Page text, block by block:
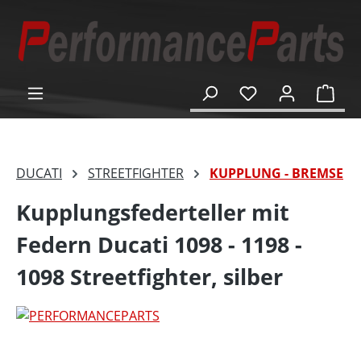
springen
DUCATI STREETFIGHTER KUPPLUNG - BREMSE
Kupplungsfederteller mit
Federn Ducati 1098 - 1198 -
1098 Streetfighter, silber